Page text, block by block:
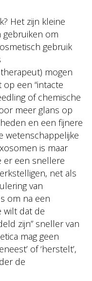
Het zijn kleine
gebruiken om
gebruik
mogen
een “intacte
of chemische
meer glans op
en een fijnere
wetenschappelijke
is maar
er een snellere
net als
van
om na een
wilt dat de
zijn” sneller van
mag geen
of ‘herstelt’,
de